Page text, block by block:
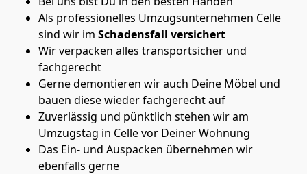
Als professionelles Umzugsunternehmen Celle
sind wir im Schadensfall versichert
Wir verpacken alles transportsicher und
fachgerecht
Gerne demontieren wir auch Deine Möbel und
bauen diese wieder fachgerecht auf
Zuverlässig und pünktlich stehen wir am
Umzugstag in Celle vor Deiner Wohnung
Das Ein- und Auspacken übernehmen wir
ebenfalls gerne